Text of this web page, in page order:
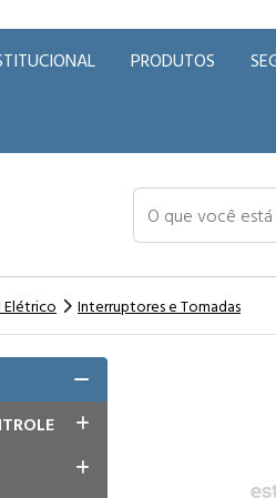
PRODUTOS
O que você está
Elétrico Interruptores e Tomadas